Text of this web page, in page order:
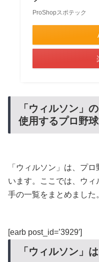
ProShopスポテック
「ウィルソン」
使用するプロ野
「ウィルソン」は、プ
います。ここでは、ウ
手の一覧をまとめました
[earb post_id=’3929′]
「ウィルソン」